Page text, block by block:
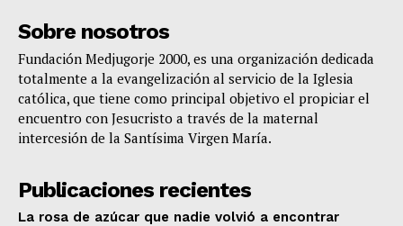
Sobre nosotros
Fundación Medjugorje 2000, es una organización dedicada
totalmente a la evangelización al servicio de la Iglesia
católica, que tiene como principal objetivo el propiciar el
encuentro con Jesucristo a través de la maternal
intercesión de la Santísima Virgen María.
Publicaciones recientes
La rosa de azúcar que nadie volvió a encontrar